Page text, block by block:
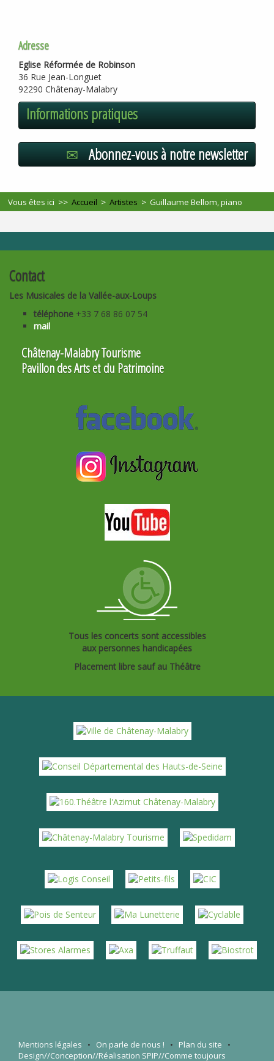
Adresse
Eglise Réformée de Robinson
36 Rue Jean-Longuet
92290 Châtenay-Malabry
Informations pratiques
Abonnez-vous à notre newsletter
Vous êtes ici >>Accueil >Artistes >Guillaume Bellom, piano
Contact
Les Musicales de la Vallée-aux-Loups
téléphone +33 7 68 86 07 54
mail
Châtenay-Malabry Tourisme
Pavillon des Arts et du Patrimoine
Tous les concerts sont accessibles
aux personnes handicapées
Placement libre sauf au Théâtre
Mentions légales • On parle de nous ! • Plan du site
•
Design//Conception//Réalisation SPIP//Comme toujours